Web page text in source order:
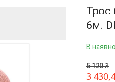
Трос
6м.
В
5 120 ₴
3